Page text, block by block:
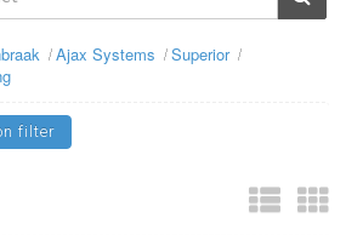
Ajax Systems
Superior
filter